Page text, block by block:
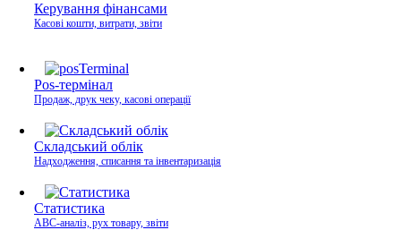
Керування фінансами
Касові кошти, витрати, звіти
Pos-термінал
Продаж, друк чеку, касові операції
Складський облік
Надходження, списання та інвентаризація
Статистика
ABC-аналіз, рух товару, звіти